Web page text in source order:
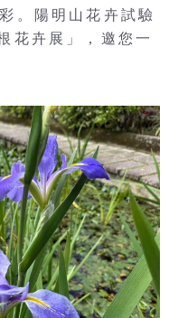
。陽明山花卉試驗
花卉展」，邀您一